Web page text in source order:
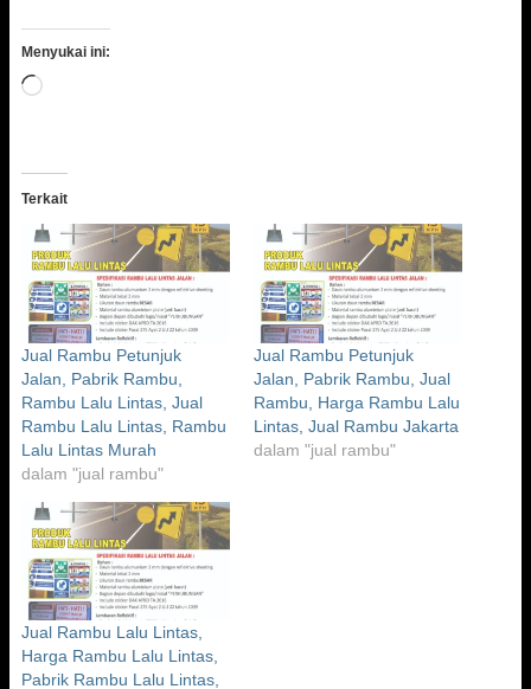
Menyukai ini:
Memuat...
Terkait
Jual Rambu Petunjuk
Jalan, Pabrik Rambu,
Rambu Lalu Lintas, Jual
Rambu Lalu Lintas, Rambu
Lalu Lintas Murah
dalam "jual rambu"
Jual Rambu Petunjuk
Jalan, Pabrik Rambu, Jual
Rambu, Harga Rambu Lalu
Lintas, Jual Rambu Jakarta
dalam "jual rambu"
Jual Rambu Lalu Lintas,
Harga Rambu Lalu Lintas,
Pabrik Rambu Lalu Lintas,